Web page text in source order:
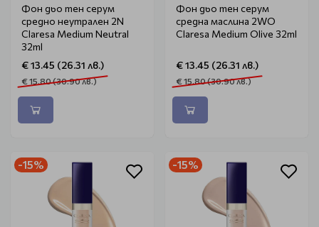
Фон дьо тен серум
средно неутрален 2N
Claresa Medium Neutral
32ml
€ 13.45 (26.31 лв.)
€ 15.80 (30.90 лв.)
Фон дьо тен серум
средна маслина 2WO
Claresa Medium Olive 32ml
€ 13.45 (26.31 лв.)
€ 15.80 (30.90 лв.)
-15% -15%